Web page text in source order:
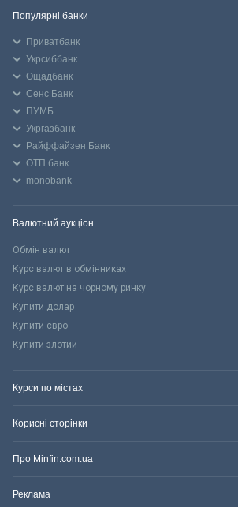
Популярні банки
Приватбанк
Укрсиббанк
Ощадбанк
Сенс Банк
ПУМБ
Укргазбанк
Райффайзен Банк
ОТП банк
monobank
Валютний аукціон
Обмін валют
Курс валют в обмінниках
Курс валют на чорному ринку
Купити долар
Купити євро
Купити злотий
Курси по містах
Корисні сторінки
Про Minfin.com.ua
Реклама